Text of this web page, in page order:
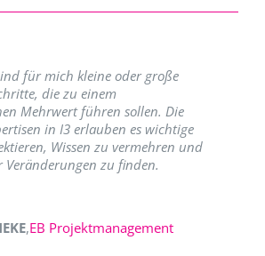
für mich kleine oder große
die zu einem
Mehrwert führen sollen. Die
in I3 erlauben es wichtige
Wissen zu vermehren und
Veränderungen zu finden.
,EB Projektmanagement